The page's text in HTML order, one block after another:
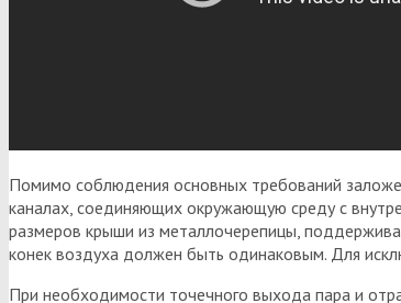
Помимо соблюдения основных требований
каналах, соединяющих окружающую среду с
размеров крыши из металлочерепицы,
конек воздуха должен быть одинаковым. Для
При необходимости точечного выхода пара и